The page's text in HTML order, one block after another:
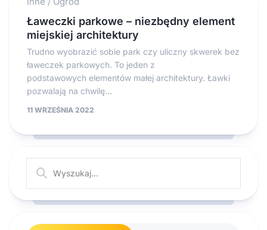
Ławeczki parkowe – niezbędny element
miejskiej architektury
Trudno wyobrazić sobie park czy uliczny skwerek bez
ławeczek parkowych. To jeden z
podstawowych elementów małej architektury. Ławki
pozwalają na chwilę...
11 WRZEŚNIA 2022